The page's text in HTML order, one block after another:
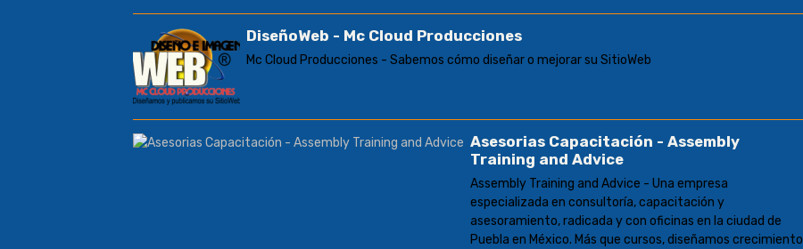
DiseñoWeb - Mc Cloud Producciones
Mc Cloud Producciones - Sabemos cómo diseñar o mejorar su SitioWeb
Asesorias Capacitación - Assembly
Training and Advice
Assembly Training and Advice - Una empresa
especializada en consultoría, capacitación y
asesoramiento, radicada y con oficinas en la ciudad de
Puebla en México. Más que cursos, diseñamos crecimiento